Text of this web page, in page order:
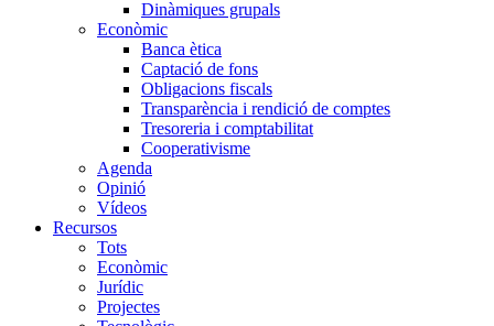
Dinàmiques grupals
Econòmic
Banca ètica
Captació de fons
Obligacions fiscals
Transparència i rendició de comptes
Tresoreria i comptabilitat
Cooperativisme
Agenda
Opinió
Vídeos
Recursos
Tots
Econòmic
Jurídic
Projectes